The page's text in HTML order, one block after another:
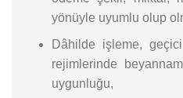
yönüyle uyumlu olup
Dâhilde işleme,
rejimlerinde
uygunluğu,